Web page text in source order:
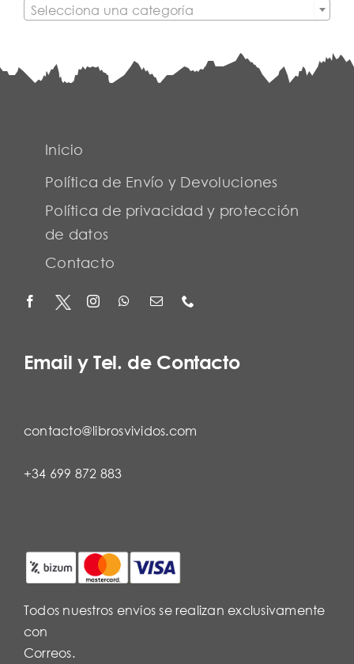
Selecciona una categoría
Inicio
Política de Envío y Devoluciones
Política de privacidad y protección
de datos
Contacto
Email y Tel. de Contacto
contacto@librosvividos.com
+34 699 872 883
Todos nuestros envíos se realizan exclusivamente
con
Correos.